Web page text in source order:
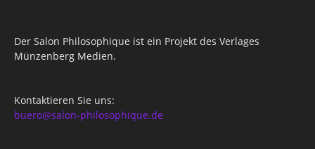
Der Salon Philosophique ist ein Projekt des Verlages
Münzenberg Medien.
Kontaktieren Sie uns:
buero@salon-philosophique.de